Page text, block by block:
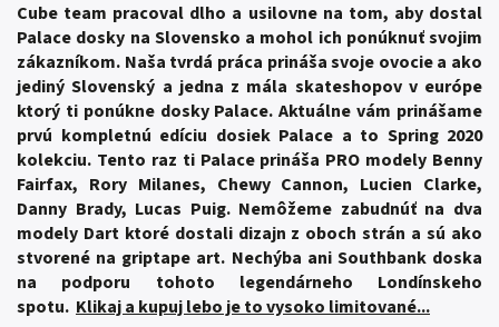
Cube team pracoval dlho a usilovne na tom, aby dostal
Palace dosky na Slovensko a mohol ich ponúknuť svojim
zákazníkom. Naša tvrdá práca prináša svoje ovocie a ako
jediný Slovenský a jedna z mála skateshopov v európe
ktorý ti ponúkne dosky Palace. Aktuálne vám prinášame
prvú kompletnú edíciu dosiek Palace a to Spring 2020
kolekciu. Tento raz ti Palace prináša PRO modely Benny
Fairfax, Rory Milanes, Chewy Cannon, Lucien Clarke,
Danny Brady, Lucas Puig. Nemôžeme zabudnúť na dva
modely Dart ktoré dostali dizajn z oboch strán a sú ako
stvorené na griptape art. Nechýba ani Southbank doska
na podporu tohoto legendárneho Londínskeho
spotu. Klikaj a kupuj lebo je to vysoko limitované...